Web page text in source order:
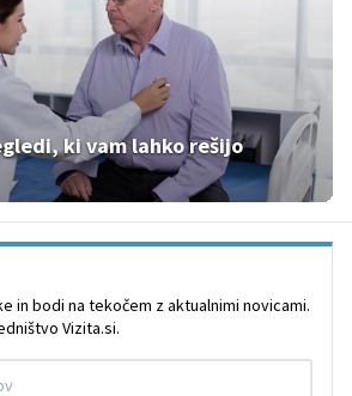
ki vam lahko rešijo
in bodi na tekočem z aktualnimi novicami.
Vizita.si.